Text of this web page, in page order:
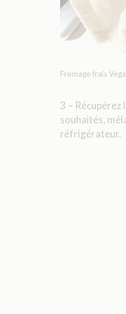
Fromage frais
3 – Récupérez
souhaités,
réfrigérateur.